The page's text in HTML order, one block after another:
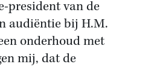
president van de
audiëntie bij H.M.
onderhoud met
mij, dat de